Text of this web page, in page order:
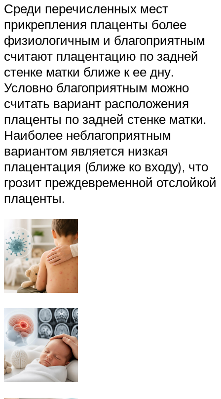
Среди перечисленных мест
прикрепления плаценты более
физиологичным и благоприятным
считают плацентацию по задней
стенке матки ближе к ее дну.
Условно благоприятным можно
считать вариант расположения
плаценты по задней стенке матки.
Наиболее неблагоприятным
вариантом является низкая
плацентация (ближе ко входу), что
грозит преждевременной отслойкой
плаценты.